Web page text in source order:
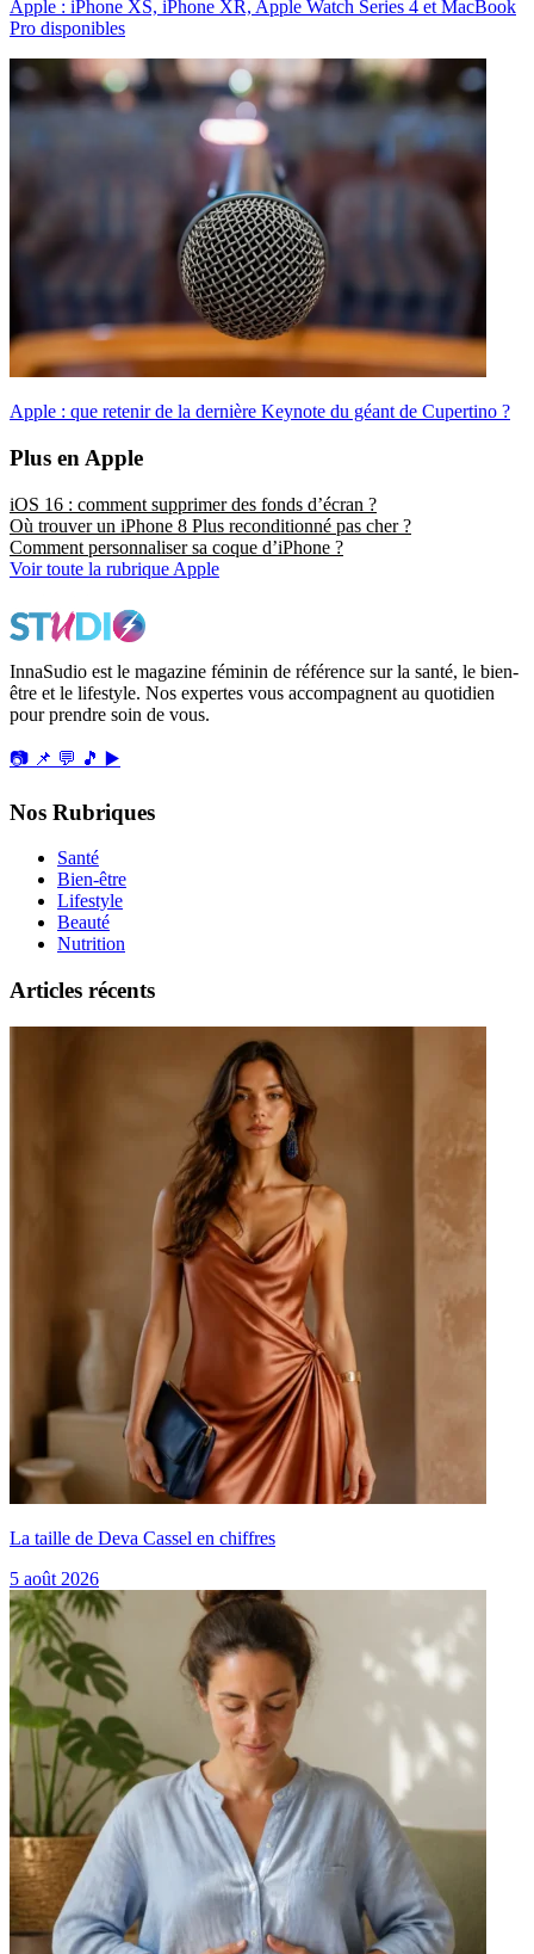
Apple : iPhone XS, iPhone XR, Apple Watch Series 4 et MacBook
Pro disponibles
Apple : que retenir de la dernière Keynote du géant de Cupertino ?
Plus en Apple
iOS 16 : comment supprimer des fonds d’écran ?
Où trouver un iPhone 8 Plus reconditionné pas cher ?
Comment personnaliser sa coque d’iPhone ?
Voir toute la rubrique Apple
InnaSudio est le magazine féminin de référence sur la santé, le bien-
être et le lifestyle. Nos expertes vous accompagnent au quotidien
pour prendre soin de vous.
📷 📌 💬 🎵 ▶️
Nos Rubriques
Santé
Bien-être
Lifestyle
Beauté
Nutrition
Articles récents
La taille de Deva Cassel en chiffres
5 août 2026